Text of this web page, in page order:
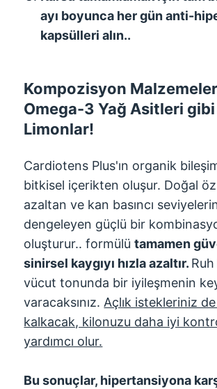
ayı boyunca her gün anti-
kapsülleri alın..
Kompozisyon
Omega-3 Yağ Asitleri gibi
Limonlar!
Cardiotens Plus'ın organik
bitkisel içerikten oluşur. Doğal
azaltan ve kan basıncı
dengeleyen güçlü bir
oluşturur.. formülütamamen
sinirsel kaygıyı hızla azaltır.
vücut tonunda bir iyileşmenin
varacaksınız. Açlık istekleriniz
kalkacak, kilonuzu daha iyi
yardımcı olur.
Bu sonuçlar, hipertansiyona